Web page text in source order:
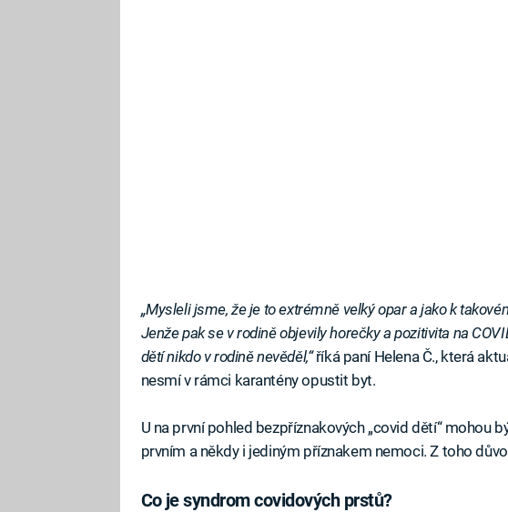
„Mysleli jsme, že je to extrémně velký opar a jako k
Jenže pak se v rodině objevily horečky a pozitivita na
dětí nikdo v rodině nevěděl,“říká paní Helena Č., která
nesmí v rámci karantény opustit byt.
U na první pohled bezpříznakových „covid dětí“ mohou
prvním a někdy i jediným příznakem nemoci. Z toho
Co je syndrom covidových prstů?